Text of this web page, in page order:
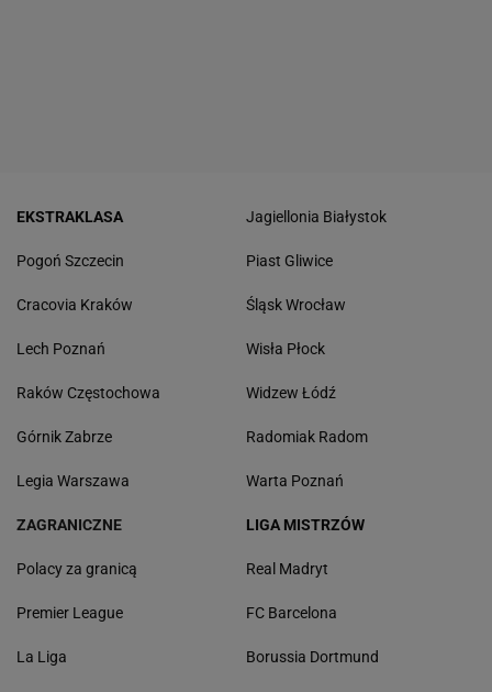
EKSTRAKLASA
Pogoń Szczecin
Cracovia Kraków
Lech Poznań
Raków Częstochowa
Górnik Zabrze
Legia Warszawa
Jagiellonia Białystok
Piast Gliwice
Śląsk Wrocław
Wisła Płock
Widzew Łódź
Radomiak Radom
Warta Poznań
ZAGRANICZNE
Polacy za granicą
Premier League
La Liga
LIGA MISTRZÓW
Real Madryt
FC Barcelona
Borussia Dortmund